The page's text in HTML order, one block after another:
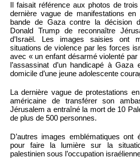
Il faisait référence aux photos de
dernière vague de manifestations
bande de Gaza contre la décision
Donald Trump de reconnaître
d’Israël. Les images saisies ont
situations de violence par les forces
avec « un enfant désarmé violenté par
l’assassinat d’un handicapé à
domicile d’une jeune adolescente
La dernière vague de protestations
américaine de transférer son
Jérusalem a entraîné la mort de 10
de plus de 500 personnes.
D’autres images emblématiques
pour faire la lumière sur la
palestinien sous l’occupation